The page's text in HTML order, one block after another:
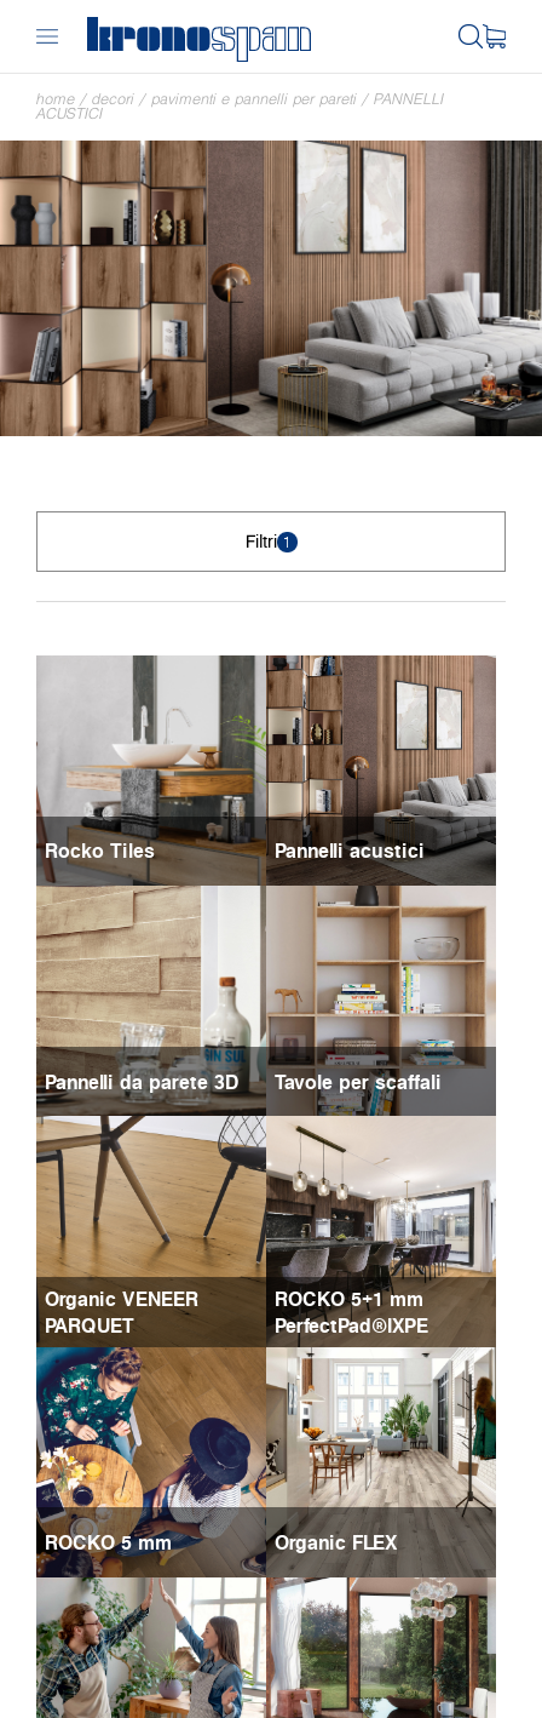
home / decori / pavimenti e pannelli per pareti / PANNELLI
ACUSTICI
Filtri 1
Rocko Tiles Pannelli acustici
Pannelli da parete 3D Tavole per scaffali
Organic VENEER
PARQUET
ROCKO 5+1 mm
PerfectPad®IXPE
ROCKO 5 mm Organic FLEX